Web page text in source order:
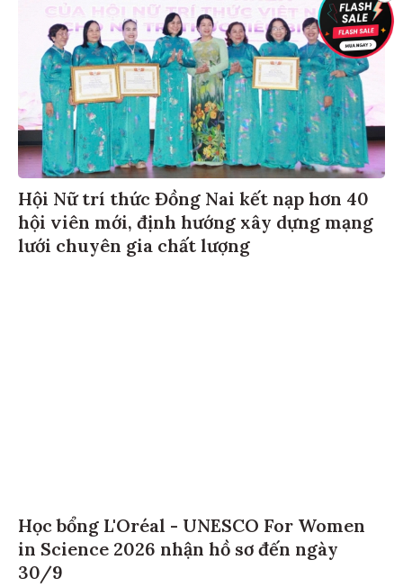
Hội Nữ trí thức Đồng Nai kết nạp hơn 40
hội viên mới, định hướng xây dựng mạng
lưới chuyên gia chất lượng
Học bổng L'Oréal - UNESCO For Women
in Science 2026 nhận hồ sơ đến ngày
30/9